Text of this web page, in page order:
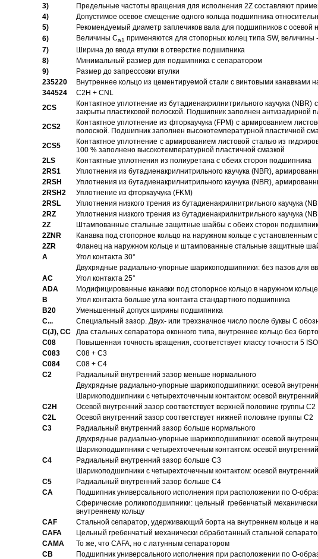
3)
Предельные частоты вращения для исполнения 2Z составляют
4)
Допустимое осевое смещение одного кольца подшипника
5)
Рекомендуемый диаметр заплечиков вала для подшипников с осевой
6)
Величины Ca1 применяются для стопорных колец типа SW, величины
7)
Ширина до ввода втулки в отверстие подшипника
8)
Минимальный размер для подшипника с сепаратором
9)
Размер до запрессовки втулки
235220
Внутреннее кольцо из цементируемой стали с винтовыми канавками
344524
C2H + CNL
2CS
Контактное уплотнение из бутадиенакрилнитрильного каучука
закрыты пластиковой полоской. Подшипник заполнен антизадирной
2CS2
Контактное уплотнение из фторкаучука (FPM) с армированием
полоской. Подшипник заполнен высокотемпературной пластичной
2CS5
Контактное уплотнение с армированием листовой сталью из
100 % заполнено высокотемпературной пластичной смазкой
2LS
Контактные уплотнения из полиуретана с обеих сторон подшипника
2RS1
Уплотнения из бутадиенакрилнитрильного каучука (NBR),
2RSH
Уплотнения из бутадиенакрилнитрильного каучука (NBR),
2RSH2
Уплотнение из фторкаучука (FKM)
2RSL
Уплотнения низкого трения из бутадиенакрилнитрильного каучука
2RZ
Уплотнения низкого трения из бутадиенакрилнитрильного каучука
2Z
Штампованные стальные защитные шайбы с обеих сторон
2ZNR
Канавка под стопорное кольцо на наружном кольце с
2ZR
Фланец на наружном кольце и штампованные стальные защитные
A
Угол контакта 30°
Двухрядные радиально-упорные шарикоподшипники: без пазов для
AC
Угол контакта 25°
ADA
Модифицированные канавки под стопорное кольцо в наружном
B
Угол контакта больше угла контакта стандартного подшипника
B20
Уменьшенный допуск ширины подшипника
C...
Специальный зазор. Двух- или трехзначное число после буквы С
C(J), CC
Два стальных сепаратора оконного типа, внутреннее кольцо без
C08
Повышенная точность вращения, соответствует классу точности 5 ISO
C083
C08 + C3
C084
C08 + C4
C2
Pадиальный внутренний зазор меньше нормального
Двухрядные радиально-упорные шарикоподшипники: осевой
Шарикоподшипники с четырехточечным контактом: осевой
C2H
Осевой внутренний зазор соответствует верхней половине группы C2
C2L
Осевой внутренний зазор соответствует нижней половине группы C2
C3
Pадиальный внутренний зазор больше нормального
Двухрядные радиально-упорные шарикоподшипники: осевой
Шарикоподшипники с четырехточечным контактом: осевой
C4
Pадиальный внутренний зазор больше C3
Шарикоподшипники с четырехточечным контактом: осевой
C5
Pадиальный внутренний зазор больше C4
CA
Подшипник универсального исполнения при расположении по О-
Сферические роликоподшипники: цельный гребенчатый
внутреннему кольцу
CAF
Стальной сепаратор, удерживающий борта на внутреннем кольце и
CAFA
Цельный гребенчатый механически обработанный стальной
CAMA
То же, что CAFA, но с латунным сепаратором
CB
Подшипник универсального исполнения при расположении по О-